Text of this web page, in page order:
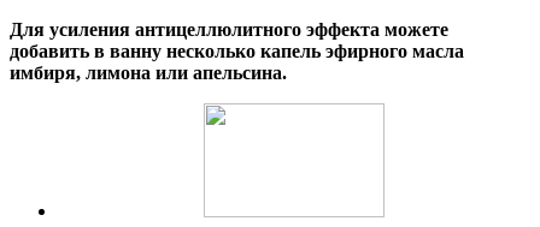
Для усиления антицеллюлитного эффекта можете
добавить в ванну несколько капель эфирного масла
имбиря, лимона или апельсина.